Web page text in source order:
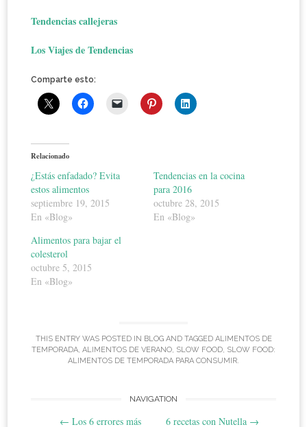
Tendencias callejeras
Los Viajes de Tendencias
Comparte esto:
Relacionado
¿Estás enfadado? Evita
estos alimentos
septiembre 19, 2015
En «Blog»
Tendencias en la cocina
para 2016
octubre 28, 2015
En «Blog»
Alimentos para bajar el
colesterol
octubre 5, 2015
En «Blog»
THIS ENTRY WAS POSTED IN BLOGAND TAGGED ALIMENTOS DE
TEMPORADA, ALIMENTOS DE VERANO, SLOW FOOD, SLOW FOOD:
ALIMENTOS DE TEMPORADA PARA CONSUMIR.
NAVIGATION
← Los 6 errores más
6 recetas con Nutella →